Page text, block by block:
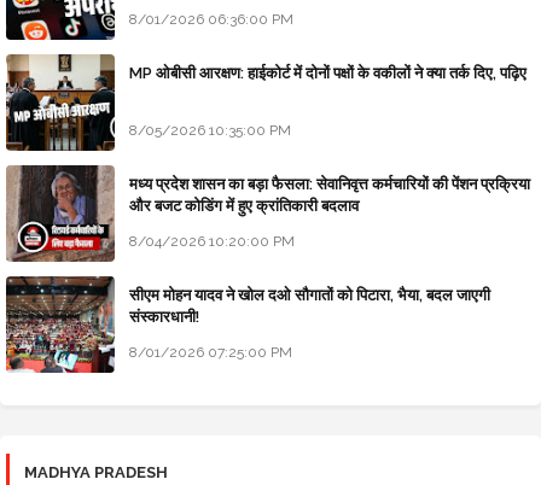
8/01/2026 06:36:00 PM
MP ओबीसी आरक्षण: हाईकोर्ट में दोनों पक्षों के वकीलों ने क्या तर्क दिए, पढ़िए
8/05/2026 10:35:00 PM
मध्य प्रदेश शासन का बड़ा फैसला: सेवानिवृत्त कर्मचारियों की पेंशन प्रक्रिया
और बजट कोडिंग में हुए क्रांतिकारी बदलाव
8/04/2026 10:20:00 PM
सीएम मोहन यादव ने खोल दओ सौगातों को पिटारा, भैया, बदल जाएगी
संस्कारधानी!
8/01/2026 07:25:00 PM
MADHYA PRADESH